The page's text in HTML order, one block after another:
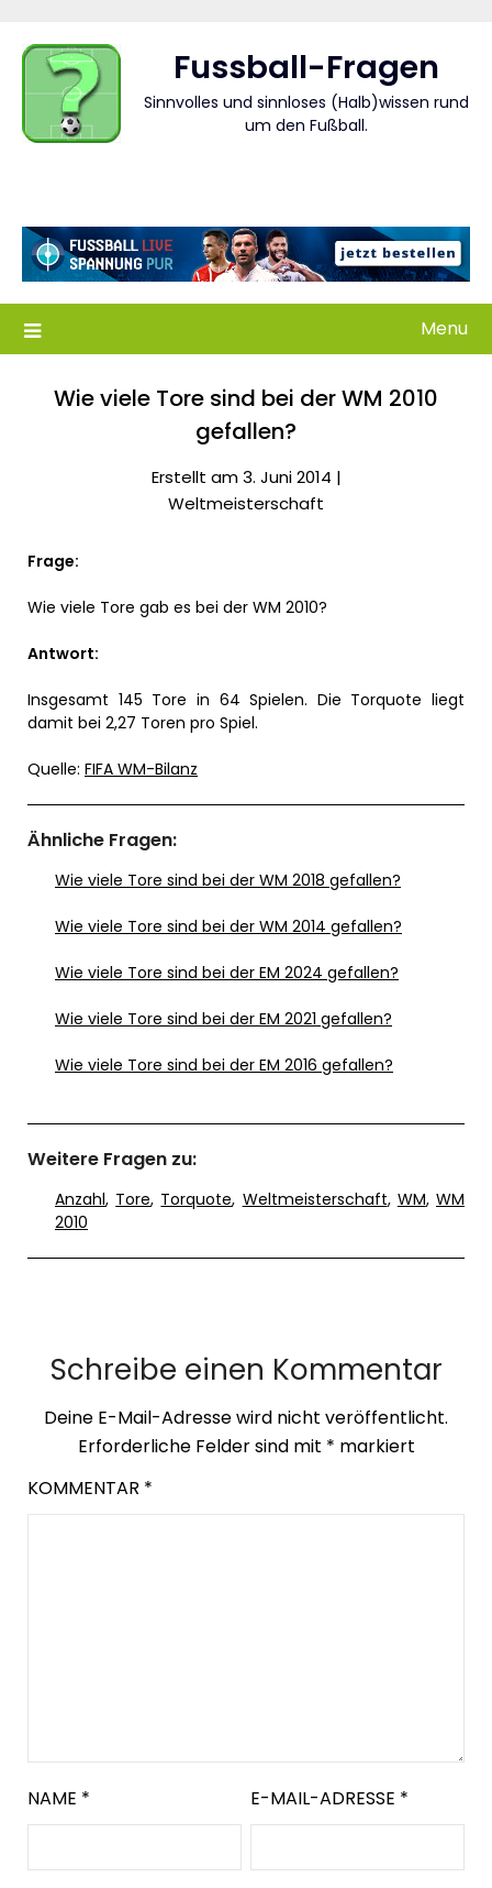
content
Fussball-Fragen
Sinnvolles und sinnloses (Halb)wissen rund
um den Fußball.
Menu
Wie viele Tore sind bei der WM 2010
gefallen?
Erstellt am 3. Juni 2014 |
Weltmeisterschaft
Frage:
Wie viele Tore gab es bei der WM 2010?
Antwort:
Insgesamt 145 Tore in 64 Spielen. Die Torquote liegt
damit bei 2,27 Toren pro Spiel.
Quelle: FIFA WM-Bilanz
Ähnliche Fragen:
Wie viele Tore sind bei der WM 2018 gefallen?
Wie viele Tore sind bei der WM 2014 gefallen?
Wie viele Tore sind bei der EM 2024 gefallen?
Wie viele Tore sind bei der EM 2021 gefallen?
Wie viele Tore sind bei der EM 2016 gefallen?
Weitere Fragen zu:
Anzahl, Tore, Torquote, Weltmeisterschaft, WM,WM
2010
Schreibe einen Kommentar
Deine E-Mail-Adresse wird nicht veröffentlicht.
Erforderliche Felder sind mit * markiert
KOMMENTAR *
NAME * E-MAIL-ADRESSE *